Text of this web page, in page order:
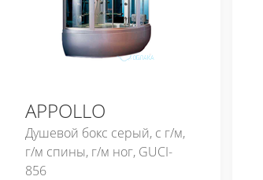
APPOLLO
Душевой бокс серый, с г/м,
г/м спины, г/м ног, GUCI-
856